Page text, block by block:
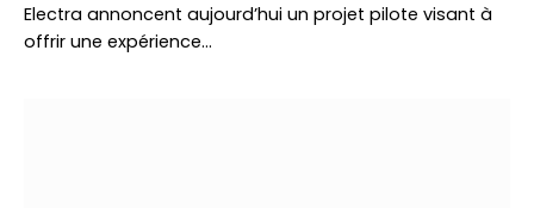
Electra annoncent aujourd’hui un projet pilote visant à
offrir une expérience…